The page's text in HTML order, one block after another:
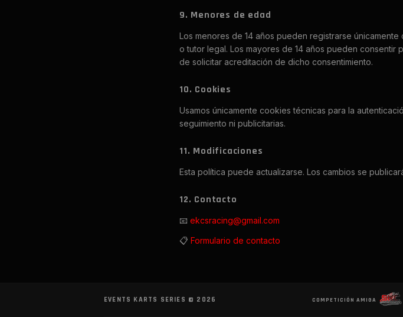
9. Menores de edad
Los menores de 14 años pueden registrarse
o tutor legal. Los mayores de 14 años pueden consentir
de solicitar acreditación de dicho consentimiento.
10. Cookies
Usamos únicamente cookies técnicas para la
seguimiento ni publicitarias.
11. Modificaciones
Esta política puede actualizarse. Los cambios se
12. Contacto
📧 ekcsracing@gmail.com
📋 Formulario de contacto
EVENTS KARTS SERIES © 2026 COMPETICIÓN AMIGA